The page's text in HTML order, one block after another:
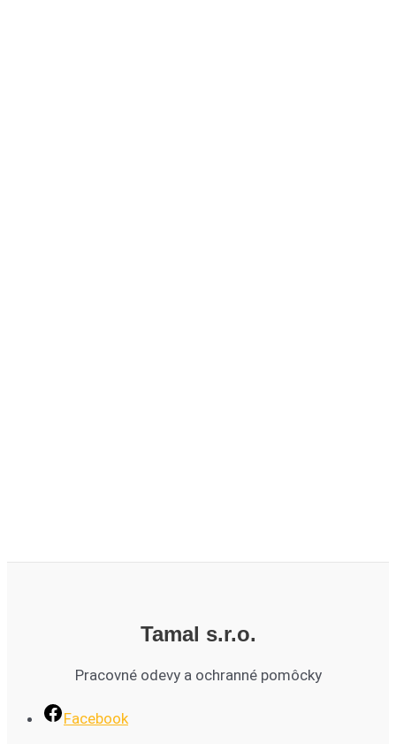
Tamal s.r.o.
Pracovné odevy a ochranné pomôcky
Facebook